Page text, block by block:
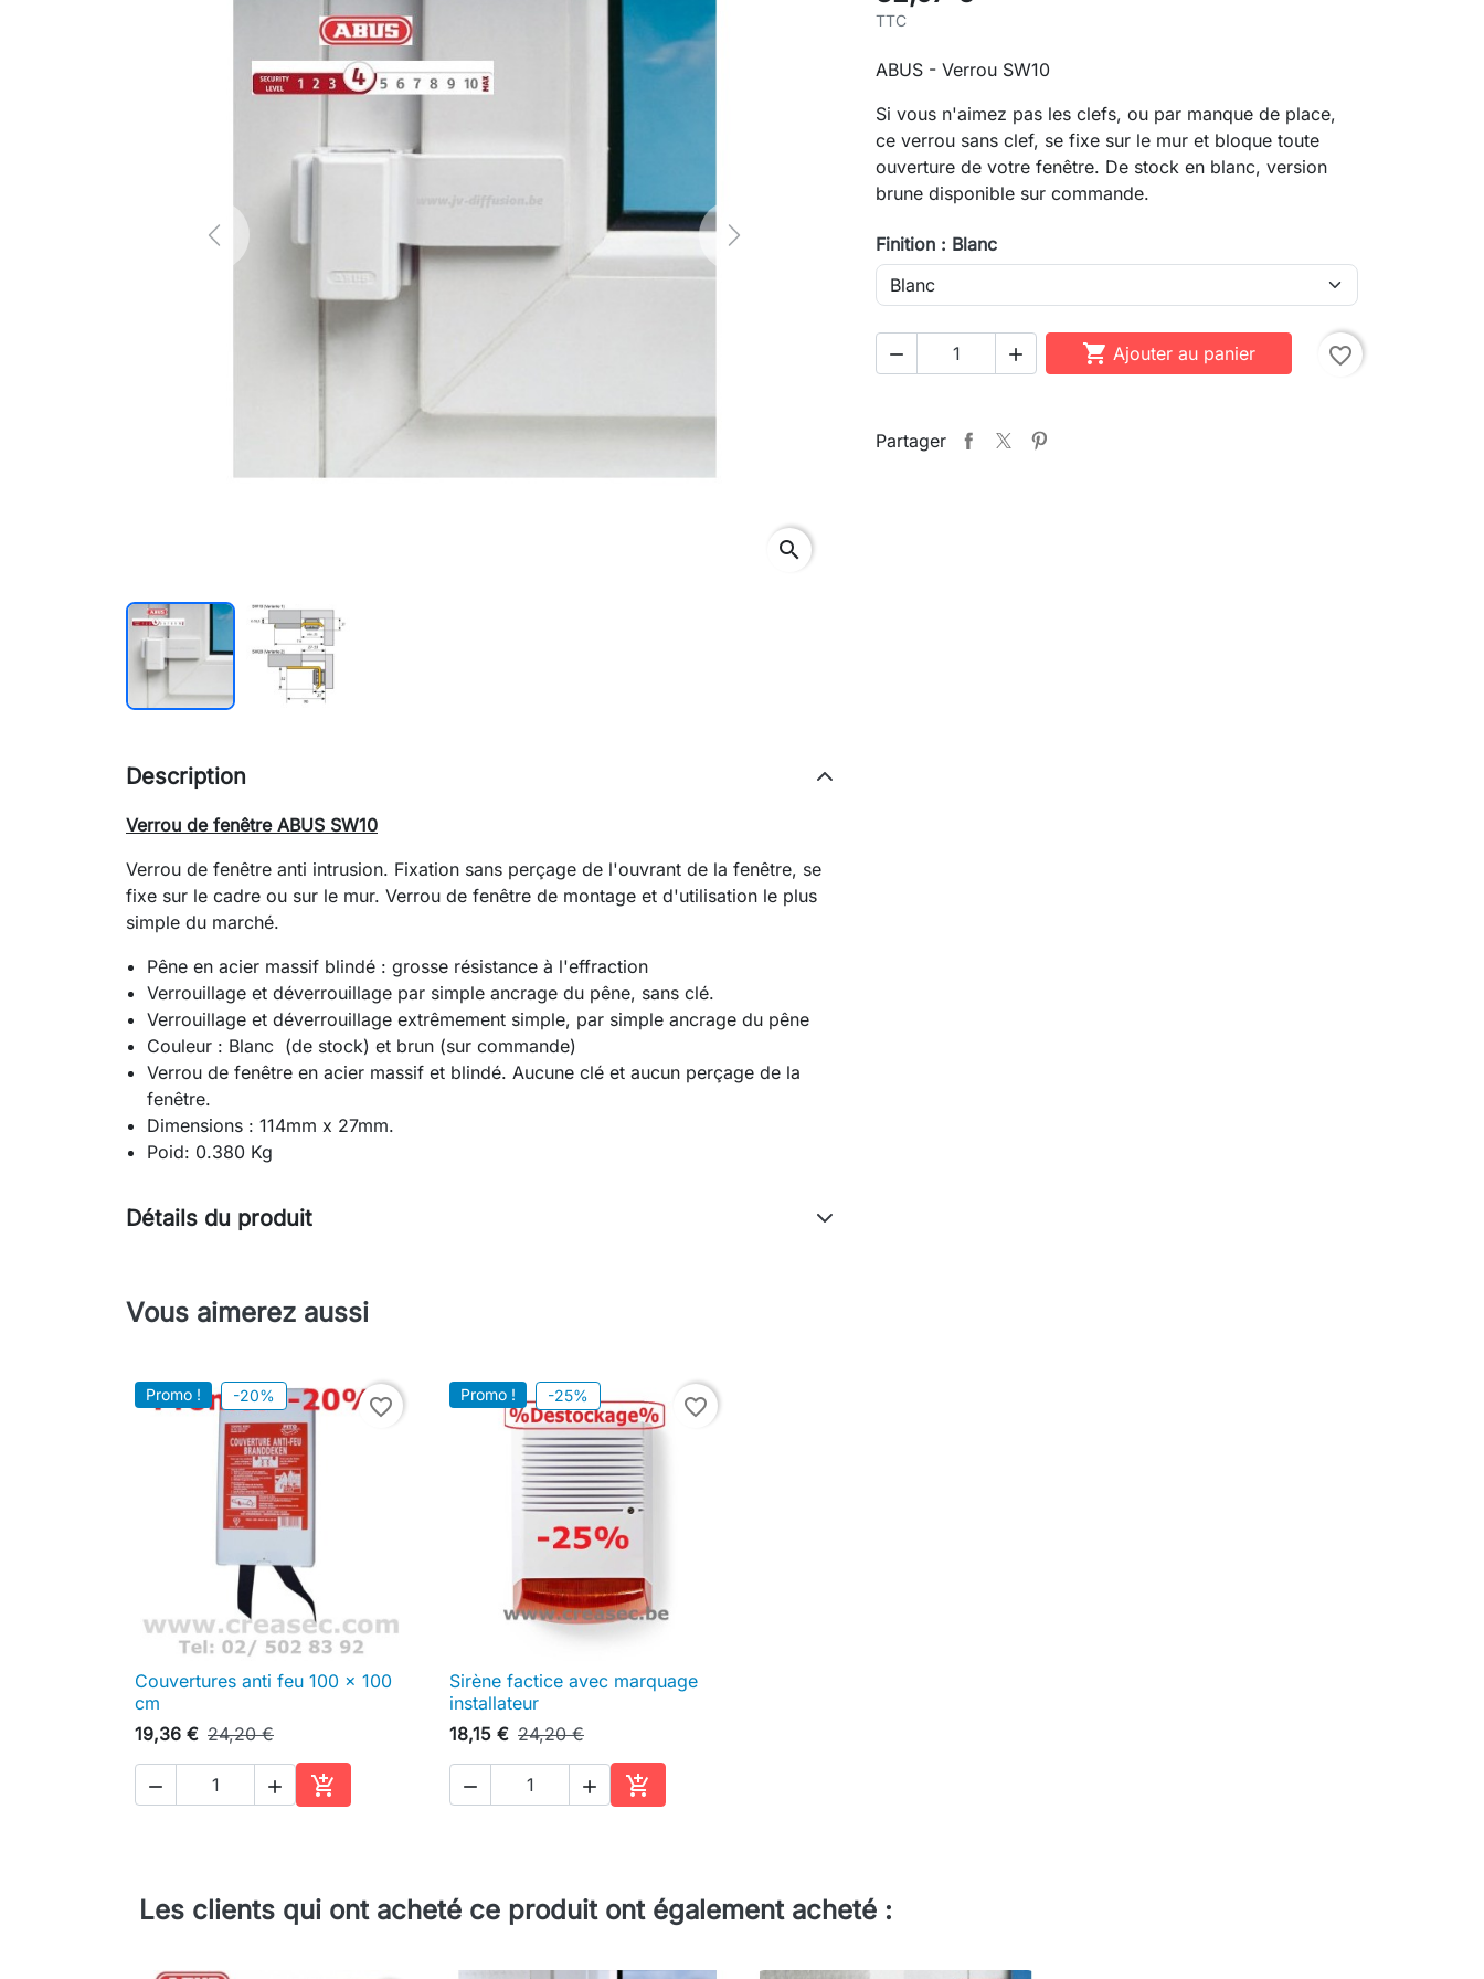
Previous Next
search
TTC
ABUS - Verrou SW10
Si vous n'aimez pas les clefs, ou par manque de place,
ce verrou sans clef, se fixe sur le mur et bloque toute
ouverture de votre fenêtre. De stock en blanc, version
brune disponible sur commande.
Finition : Blanc
   Ajouter au panier favorite_border
Partager
Description
Verrou de fenêtre ABUS SW10
Verrou de fenêtre anti intrusion. Fixation sans perçage de l'ouvrant de la fenêtre, se
fixe sur le cadre ou sur le mur. Verrou de fenêtre de montage et d'utilisation le plus
simple du marché.
Pêne en acier massif blindé : grosse résistance à l'effraction
Verrouillage et déverrouillage par simple ancrage du pêne, sans clé.
Verrouillage et déverrouillage extrêmement simple, par simple ancrage du pêne
Couleur : Blanc (de stock) et brun (sur commande)
Verrou de fenêtre en acier massif et blindé. Aucune clé et aucun perçage de la
fenêtre.
Dimensions : 114mm x 27mm.
Poid: 0.380 Kg
Détails du produit
Vous aimerez aussi
Promo ! -20% favorite_border
 Aperçu rapide
Couvertures anti feu 100 x 100
cm
19,36 € 24,20 €
  
Ajouter au panier
Promo ! -25% favorite_border
 Aperçu rapide
Sirène factice avec marquage
installateur
18,15 € 24,20 €
  
Ajouter au panier
Les clients qui ont acheté ce produit ont également acheté :